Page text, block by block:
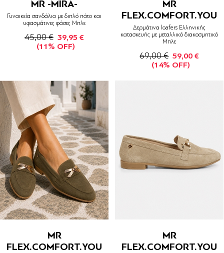
MR -MIRA-
Γυναικεία σανδάλια με διπλό πάτο και
υφασμάτινες φάσες Μπλε
45,00 € 39,95 €
(11% OFF)
MR
FLEX.COMFORT.YOU
Δερμάτινα loafers Ελληνικής
κατασκευής με μεταλλικό διακοσμητικό
Μπλε
69,00 € 59,00 €
(14% OFF)
MR
FLEX.COMFORT.YOU
MR
FLEX.COMFORT.YOU